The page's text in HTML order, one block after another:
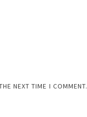
NEXT TIME I COMMENT.